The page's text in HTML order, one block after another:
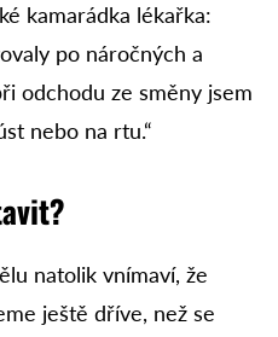
kamarádka lékařka:
po náročných a
odchodu ze směny jsem
nebo na rtu.“
natolik vnímaví, že
ještě dříve, než se